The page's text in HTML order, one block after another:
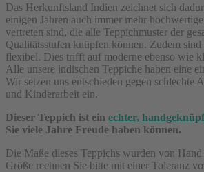
Das Herkunftsland Indien zeichnet sich
einigen Jahren auch immer mehr
vertreten sind, die alle Teppichmuster der
Qualitätsstufen knüpfen können. Zudem sind
flexibel. Dies trifft auf moderne ebenso wie
Alle unsere indischen Teppiche haben eine
Wir setzen uns entschieden gegen schlechte
und Kinderarbeit ein.
Dieser Teppich ist ein echter,
Sie viele Jahre Freude haben können.
Die Maße dieses Teppichs wurden von
Größe rechnen Sie bitte mit einer Toleranz